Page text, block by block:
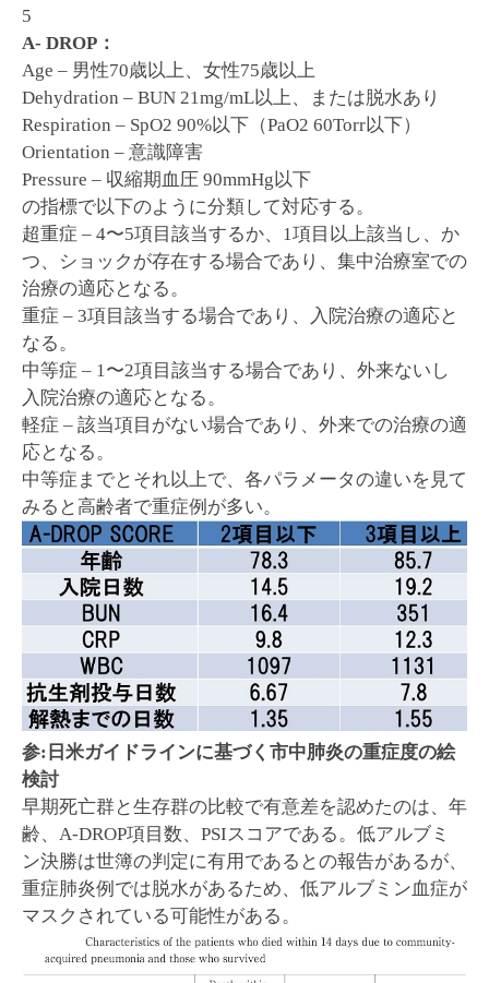
5
A- DROP：
Age – 男性70歳以上、女性75歳以上
Dehydration – BUN 21mg/mL以上、または脱水あり
Respiration – SpO2 90%以下（PaO2 60Torr以下）
Orientation – 意識障害
Pressure – 収縮期血圧 90mmHg以下
の指標で以下のように分類して対応する。
超重症 – 4〜5項目該当するか、1項目以上該当し、か
つ、ショックが存在する場合であり、集中治療室での
治療の適応となる。
重症 – 3項目該当する場合であり、入院治療の適応と
なる。
中等症 – 1〜2項目該当する場合であり、外来ないし
入院治療の適応となる。
軽症 – 該当項目がない場合であり、外来での治療の適
応となる。
中等症までとそれ以上で、各パラメータの違いを見て
みると高齢者で重症例が多い。
参:日米ガイドラインに基づく市中肺炎の重症度の絵
検討
早期死亡群と生存群の比較で有意差を認めたのは、年
齢、A-DROP項目数、PSIスコアである。低アルブミ
ン決勝は世簿の判定に有用であるとの報告があるが、
重症肺炎例では脱水があるため、低アルブミン血症が
マスクされている可能性がある。